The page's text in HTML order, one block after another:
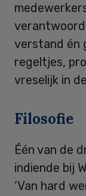
verstand én
regeltjes,
vreselijk in
Filosofie
Één van de
indiende bij
‘Van hard